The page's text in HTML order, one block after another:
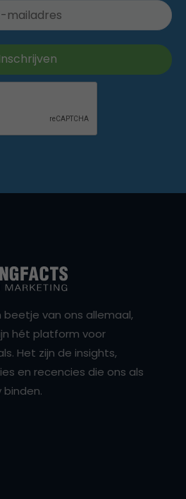
van ons allemaal,
hét platform voor
Het zijn de insights,
en recencies die ons als